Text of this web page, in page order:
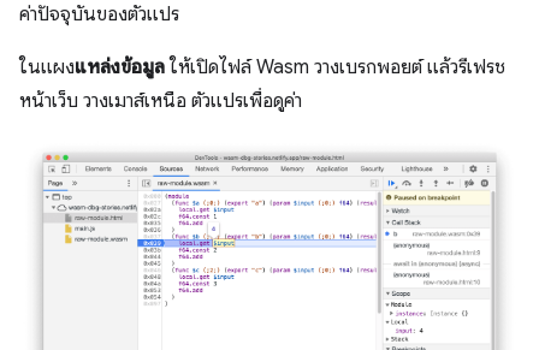
ค่าปัจจุบันของตัวแปร
ในแผงแหล่งข้อมูลให้เปิดไฟล์ Wasm วางเบรกพอยต์ แล้วรีเฟรช
หน้าเว็บ วางเมาส์เหนือ ตัวแปรเพื่อดูค่า